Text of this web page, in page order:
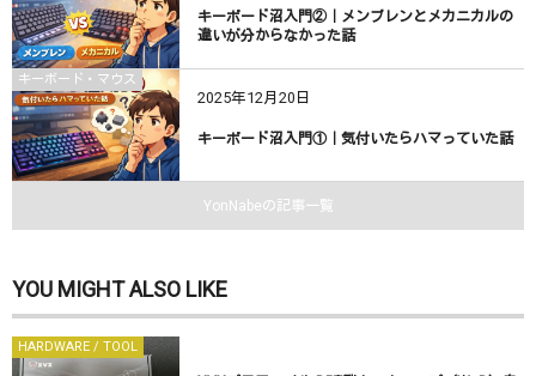
キーボード沼入門②｜メンブレンとメカニカルの
違いが分からなかった話
キーボード・マウス
2025年12月20日
キーボード沼入門①｜気付いたらハマっていた話
YonNabeの記事一覧
YOU MIGHT ALSO LIKE
HARDWARE / TOOL